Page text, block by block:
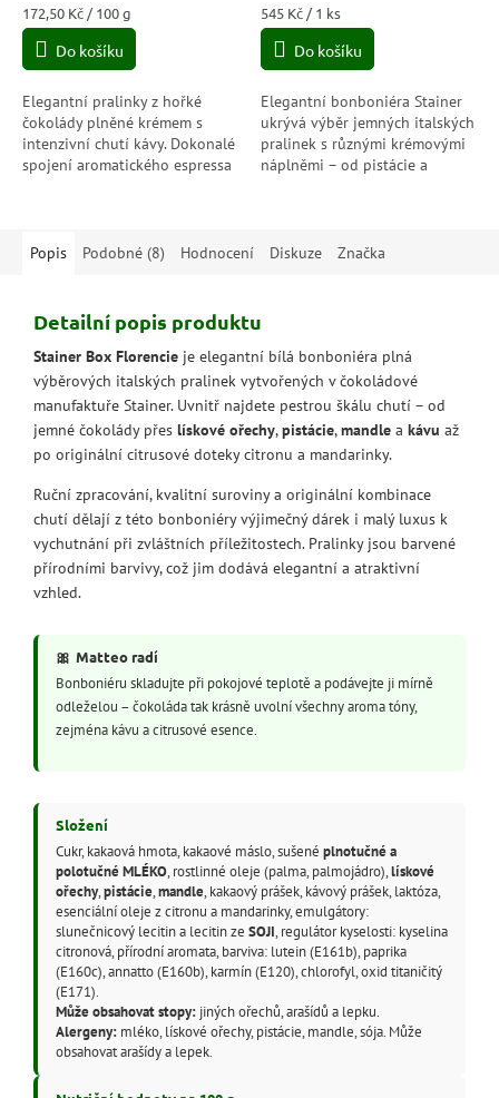
Měrná
cena:
172,50 Kč / 100 g
Do košíku
Elegantní pralinky z hořké
čokolády plněné krémem s
intenzivní chutí kávy. Dokonalé
spojení aromatického espressa
Měrná
cena:
545 Kč / 1 ks
Do košíku
Elegantní bonboniéra Stainer
ukrývá výběr jemných italských
pralinek s různými krémovými
náplněmi – od pistácie a
Popis
Podobné (8) Hodnocení Diskuze Značka
Detailní popis produktu
Stainer Box Florencie je elegantní bílá bonboniéra plná
výběrových italských pralinek vytvořených v čokoládové
manufaktuře Stainer. Uvnitř najdete pestrou škálu chutí – od
jemné čokolády přes lískové ořechy,pistácie,mandle a kávu až
po originální citrusové doteky citronu a mandarinky.
Ruční zpracování, kvalitní suroviny a originální kombinace
chutí dělají z této bonboniéry výjimečný dárek i malý luxus k
vychutnání při zvláštních příležitostech. Pralinky jsou barvené
přírodními barvivy, což jim dodává elegantní a atraktivní
vzhled.
🎀 Matteo radí
Bonboniéru skladujte při pokojové teplotě a podávejte ji mírně
odleželou – čokoláda tak krásně uvolní všechny aroma tóny,
zejména kávu a citrusové esence.
Složení
Cukr, kakaová hmota, kakaové máslo, sušené plnotučné a
polotučné MLÉKO, rostlinné oleje (palma, palmojádro),lískové
ořechy,pistácie,mandle, kakaový prášek, kávový prášek, laktóza,
esenciální oleje z citronu a mandarinky, emulgátory:
slunečnicový lecitin a lecitin ze SOJI, regulátor kyselosti: kyselina
citronová, přírodní aromata, barviva: lutein (E161b), paprika
(E160c), annatto (E160b), karmín (E120), chlorofyl, oxid titaničitý
(E171).
Může obsahovat stopy:jiných ořechů, arašídů a lepku.
Alergeny:mléko, lískové ořechy, pistácie, mandle, sója. Může
obsahovat arašídy a lepek.